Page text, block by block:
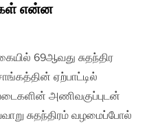
என்ன
69ஆவது சுதந்திர
ஏற்பாட்டில்
அணிவகுப்புடன்
சுதந்திரம் வழமைப்போல்